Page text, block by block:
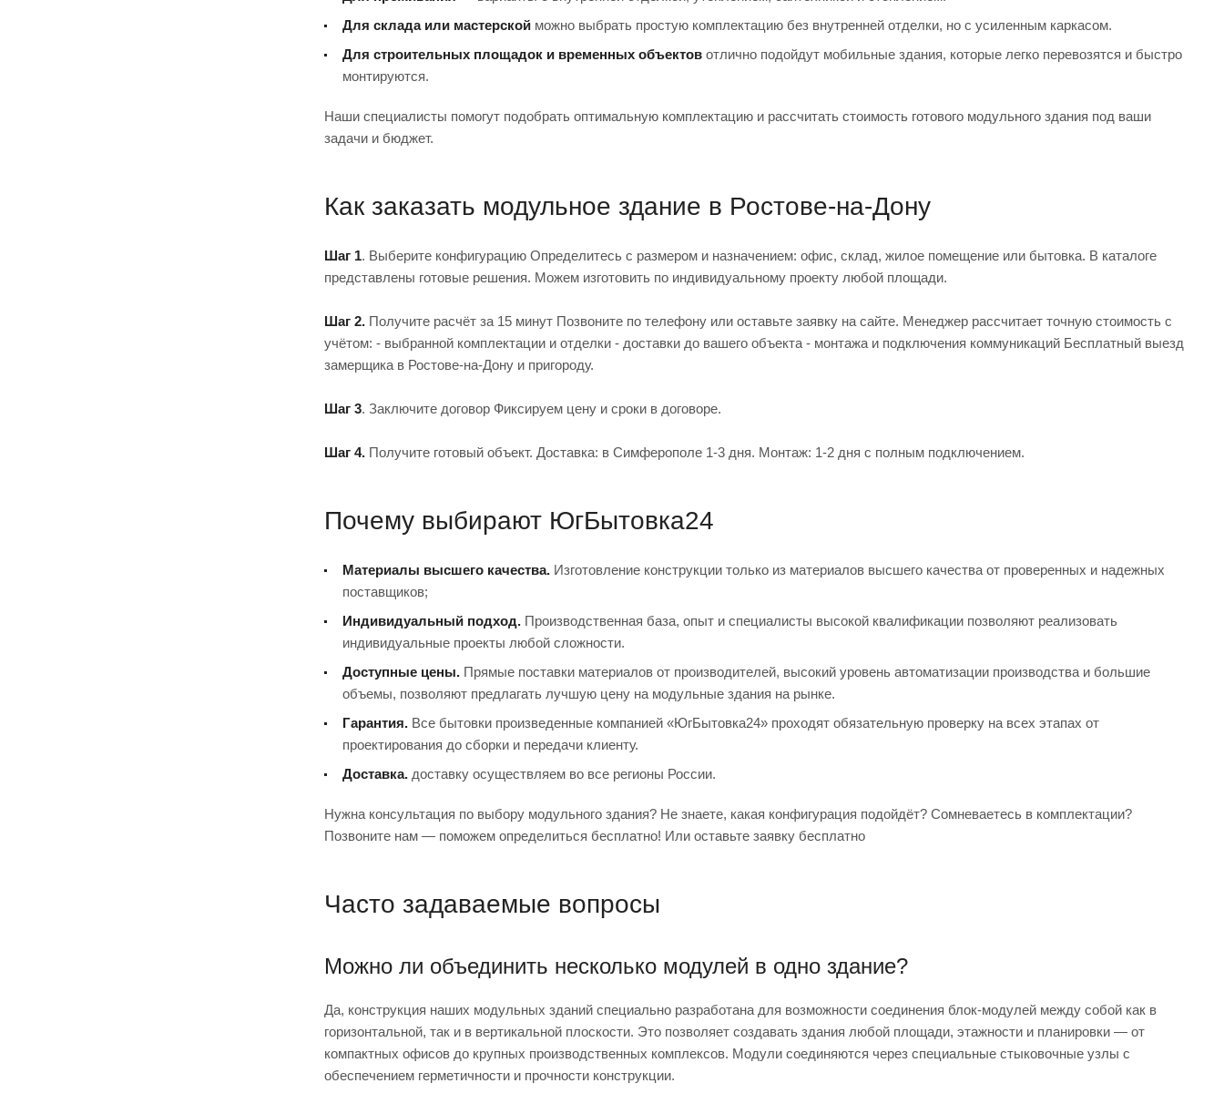
Для склада или мастерской можно выбрать простую комплектацию без внутренней отделки, но с усиленным каркасом.
Для строительных площадок и временных объектов отлично подойдут мобильные здания, которые легко перевозятся и быстро
монтируются.
Наши специалисты помогут подобрать оптимальную комплектацию и рассчитать стоимость готового модульного здания под ваши
задачи и бюджет.
Как заказать модульное здание в Ростове-на-Дону
Шаг 1. Выберите конфигурацию Определитесь с размером и назначением: офис, склад, жилое помещение или бытовка. В каталоге
представлены готовые решения. Можем изготовить по индивидуальному проекту любой площади.
Шаг 2. Получите расчёт за 15 минут Позвоните по телефону или оставьте заявку на сайте. Менеджер рассчитает точную стоимость с
учётом: - выбранной комплектации и отделки - доставки до вашего объекта - монтажа и подключения коммуникаций Бесплатный выезд
замерщика в Ростове-на-Дону и пригороду.
Шаг 3. Заключите договор Фиксируем цену и сроки в договоре.
Шаг 4. Получите готовый объект. Доставка: в Симферополе 1-3 дня. Монтаж: 1-2 дня с полным подключением.
Почему выбирают ЮгБытовка24
Материалы высшего качества. Изготовление конструкции только из материалов высшего качества от проверенных и надежных
поставщиков;
Индивидуальный подход. Производственная база, опыт и специалисты высокой квалификации позволяют реализовать
индивидуальные проекты любой сложности.
Доступные цены. Прямые поставки материалов от производителей, высокий уровень автоматизации производства и большие
объемы, позволяют предлагать лучшую цену на модульные здания на рынке.
Гарантия. Все бытовки произведенные компанией «ЮгБытовка24» проходят обязательную проверку на всех этапах от
проектирования до сборки и передачи клиенту.
Доставка. доставку осуществляем во все регионы России.
Нужна консультация по выбору модульного здания? Не знаете, какая конфигурация подойдёт? Сомневаетесь в комплектации?
Позвоните нам — поможем определиться бесплатно! Или оставьте заявку бесплатно
Часто задаваемые вопросы
Можно ли объединить несколько модулей в одно здание?
Да, конструкция наших модульных зданий специально разработана для возможности соединения блок-модулей между собой как в
горизонтальной, так и в вертикальной плоскости. Это позволяет создавать здания любой площади, этажности и планировки — от
компактных офисов до крупных производственных комплексов. Модули соединяются через специальные стыковочные узлы с
обеспечением герметичности и прочности конструкции.